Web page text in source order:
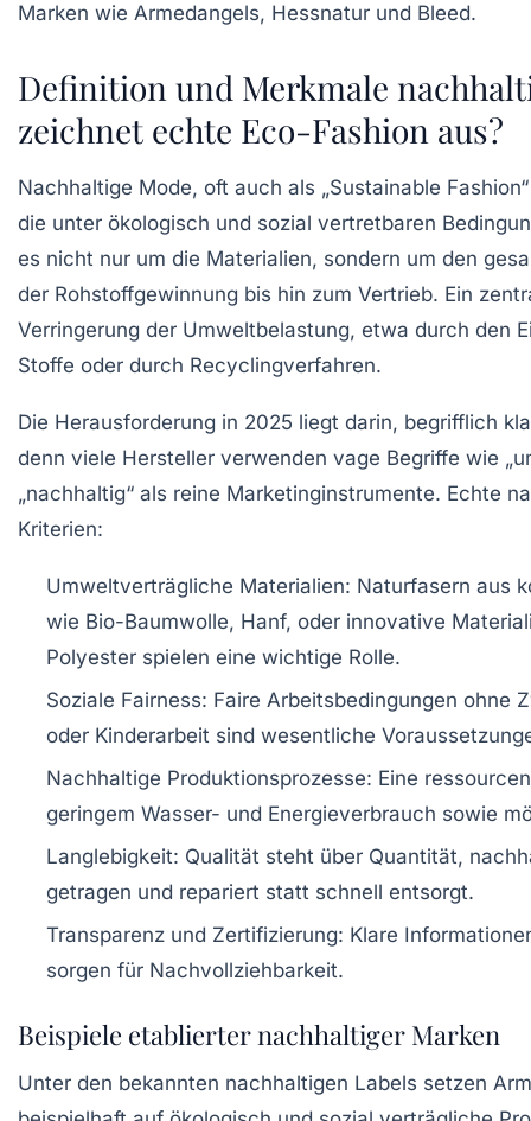
Marken wie Armedangels, Hessnatur und Bleed.
Definition und Merkmale
zeichnet echte Eco-Fashion aus?
Nachhaltige Mode, oft auch als „Sustainable
die unter ökologisch und sozial vertretbaren
es nicht nur um die Materialien, sondern um den
der Rohstoffgewinnung bis hin zum Vertrieb. Ein
Verringerung der Umweltbelastung, etwa durch den
Stoffe oder durch Recyclingverfahren.
Die Herausforderung in 2025 liegt darin, begrifflich
denn viele Hersteller verwenden vage Begriffe wie
„nachhaltig“ als reine Marketinginstrumente. Echte
Kriterien:
Umweltverträgliche Materialien: Naturfasern aus
wie Bio-Baumwolle, Hanf, oder innovative
Polyester spielen eine wichtige Rolle.
Soziale Fairness: Faire Arbeitsbedingungen ohne
oder Kinderarbeit sind wesentliche
Nachhaltige Produktionsprozesse: Eine
geringem Wasser- und Energieverbrauch sowie
Langlebigkeit: Qualität steht über Quantität,
getragen und repariert statt schnell entsorgt.
Transparenz und Zertifizierung: Klare
sorgen für Nachvollziehbarkeit.
Beispiele etablierter nachhaltiger Marken
Unter den bekannten nachhaltigen Labels setzen